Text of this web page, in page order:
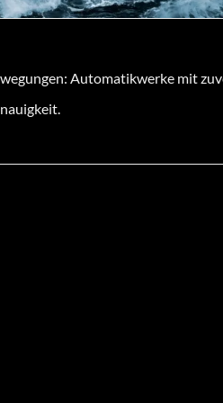
Automatikwerke mit